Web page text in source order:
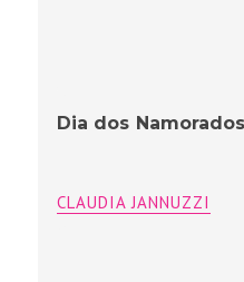
Dia dos
CLAUDIA JANNUZZI